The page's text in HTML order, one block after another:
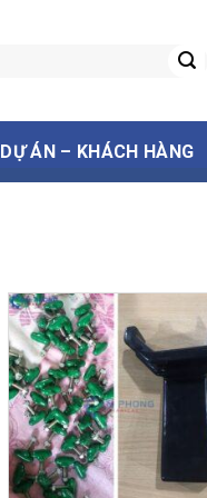
DỰ ÁN – KHÁCH HÀNG